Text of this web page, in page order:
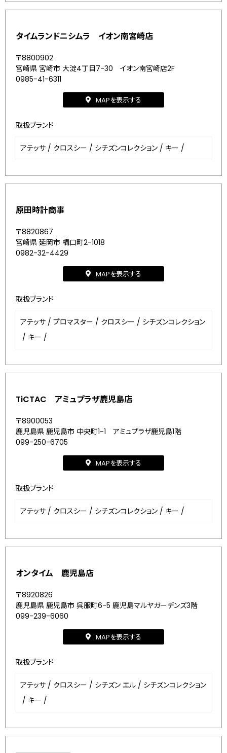
タイムランドニシムラ イオン南宮崎店
〒8800902
宮崎県 宮崎市 大淀4丁目7-30 イオン南宮崎店2F
0985-41-6311
MAPを表示する
取扱ブランド
アテッサ / クロスシー / シチズンコレクション / キー /
原田時計商事
〒8820867
宮崎県 延岡市 構口町2-1018
0982-32-4429
MAPを表示する
取扱ブランド
アテッサ / プロマスター / クロスシー / シチズンコレクション
/ キー /
TiCTAC アミュプラザ鹿児島店
〒8900053
鹿児島県 鹿児島市 中央町1-1 アミュプラザ鹿児島1階
099-250-6705
MAPを表示する
取扱ブランド
アテッサ / クロスシー / シチズンコレクション / キー /
オンタイム 鹿児島店
〒8920826
鹿児島県 鹿児島市 呉服町6-5 鹿児島マルヤガーデンズ3階
099-239-6060
MAPを表示する
取扱ブランド
アテッサ / クロスシー / シチズン エル / シチズンコレクション
/ キー /